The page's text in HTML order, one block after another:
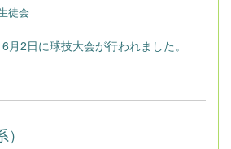
徒会
月2日に球技大会が行われました。